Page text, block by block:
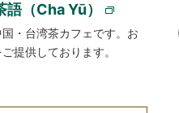
（Cha Yū）
・台湾茶カフェです。お
提供しております。